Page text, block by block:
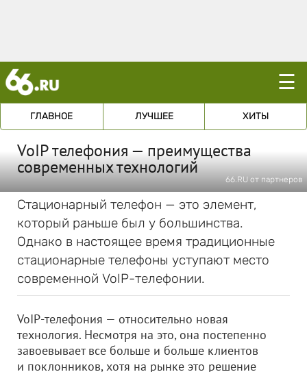
☰
ГЛАВНОЕ ЛУЧШЕЕ ХИТЫ
VoIP телефония — преимущества
современных технологий
66.RU от партнеров
Стационарный телефон — это элемент,
который раньше был у большинства.
Однако в настоящее время традиционные
стационарные телефоны уступают место
современной VoIP-телефонии.
VoIP-телефония — относительно новая
технология. Несмотря на это, она постепенно
завоевывает все больше и больше клиентов
и поклонников, хотя на рынке это решение